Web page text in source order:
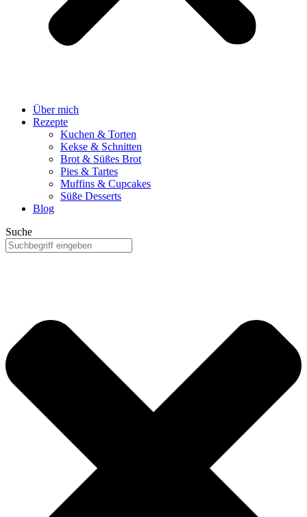
Über mich
Rezepte
Kuchen & Torten
Kekse & Schnitten
Brot & Süßes Brot
Pies & Tartes
Muffins & Cupcakes
Süße Desserts
Blog
Suche